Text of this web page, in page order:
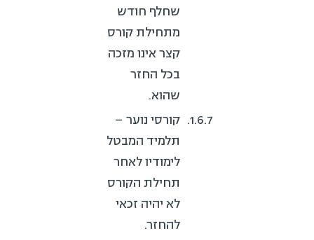
שחלף חודש
מתחילת קורס
קצר אינו מזכה
בכל החזר
שהוא.
קורסי נוער –
תלמיד המבטל
לימודיו לאחר
תחילת הקורס
לא יהיה זכאי
להחזר.